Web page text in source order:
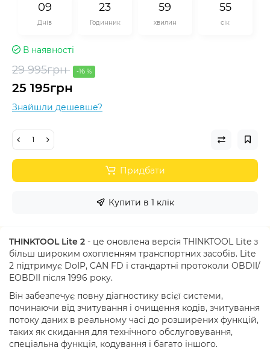
09
Днів
23
Годинник
59
хвилин
55
сік
В наявності
29 995грн -16 %
25 195грн
Знайшли дешевше?
Придбати
Купити в 1 клік
THINKTOOL Lite 2 - це оновлена версія THINKTOOL Lite з
більш широким охопленням транспортних засобів. Lite
2 підтримує DoIP, CAN FD і стандартні протоколи OBDII/
EOBDII після 1996 року.
Він забезпечує повну діагностику всієї системи,
починаючи від зчитування і очищення кодів, зчитування
потоку даних в реальному часі до розширених функцій,
таких як скидання для технічного обслуговування,
спеціальна функція, кодування і багато іншого.